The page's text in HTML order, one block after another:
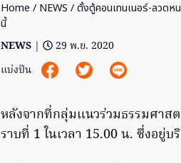
Home / NEWS / ตั้งตู้คอนเทนเนอร์-ลวดห
นี้
NEWS |
29 พ.ย. 2020
แบ่งปัน
หลังจากที่กลุ่มแนวร่วมธรรมศาส
ราบที่ 1 ในเวลา 15.00 น. ซึ่งอยู่